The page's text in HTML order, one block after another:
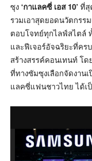
ซุง ‘กาแลคซี่ เอส 10’ ที่สุ
รวมเอาสุดยอดนวัตกร
ตอบโจทย์ทุกไลฟ์สไตล์
และฟีเจอร์อัจฉริยะที่คร
สร้างสรรค์คอนเทนท์ โด
ที่ทางซัมซุงเลือกจัดง
แลคซี่แฟนชาวไทย ได้เ